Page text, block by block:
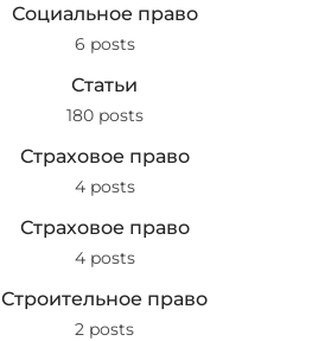
Социальное право
6 posts
Статьи
180 posts
Страховое право
4 posts
Страховое право
4 posts
Строительное право
2 posts